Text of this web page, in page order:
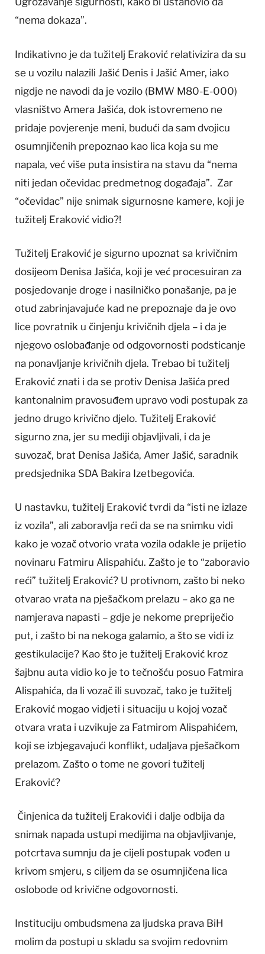
“nema dokaza”.
Indikativno je da tužitelj Eraković relativizira da su
se u vozilu nalazili Jašić Denis i Jašić Amer, iako
nigdje ne navodi da je vozilo (BMW M80-E-000)
vlasništvo Amera Jašića, dok istovremeno ne
pridaje povjerenje meni, budući da sam dvojicu
osumnjičenih prepoznao kao lica koja su me
napala, već više puta insistira na stavu da “nema
niti jedan očevidac predmetnog događaja”. Zar
“očevidac” nije snimak sigurnosne kamere, koji je
tužitelj Eraković vidio?!
Tužitelj Eraković je sigurno upoznat sa krivičnim
dosijeom Denisa Jašića, koji je već procesuiran za
posjedovanje droge i nasilničko ponašanje, pa je
otud zabrinjavajuće kad ne prepoznaje da je ovo
lice povratnik u činjenju krivičnih djela – i da je
njegovo oslobađanje od odgovornosti podsticanje
na ponavljanje krivičnih djela. Trebao bi tužitelj
Eraković znati i da se protiv Denisa Jašića pred
kantonalnim pravosuđem upravo vodi postupak za
jedno drugo krivično djelo. Tužitelj Eraković
sigurno zna, jer su mediji objavljivali, i da je
suvozač, brat Denisa Jašića, Amer Jašić, saradnik
predsjednika SDA Bakira Izetbegovića.
U nastavku, tužitelj Eraković tvrdi da “isti ne izlaze
iz vozila”, ali zaboravlja reći da se na snimku vidi
kako je vozač otvorio vrata vozila odakle je prijetio
novinaru Fatmiru Alispahiću. Zašto je to “zaboravio
reći” tužitelj Eraković? U protivnom, zašto bi neko
otvarao vrata na pješačkom prelazu – ako ga ne
namjerava napasti – gdje je nekome prepriječio
put, i zašto bi na nekoga galamio, a što se vidi iz
gestikulacije? Kao što je tužitelj Eraković kroz
šajbnu auta vidio ko je to tečnošću posuo Fatmira
Alispahića, da li vozač ili suvozač, tako je tužitelj
Eraković mogao vidjeti i situaciju u kojoj vozač
otvara vrata i uzvikuje za Fatmirom Alispahićem,
koji se izbjegavajući konflikt, udaljava pješačkom
prelazom. Zašto o tome ne govori tužitelj
Eraković?
Činjenica da tužitelj Erakovići i dalje odbija da
snimak napada ustupi medijima na objavljivanje,
potcrtava sumnju da je cijeli postupak vođen u
krivom smjeru, s ciljem da se osumnjičena lica
oslobode od krivične odgovornosti.
Instituciju ombudsmena za ljudska prava BiH
molim da postupi u skladu sa svojim redovnim